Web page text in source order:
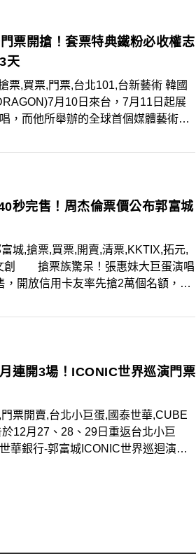
票開搶！套票特典鐵粉必收權志
天
,買票,門票,台北101,台新藝術 韓國
月10日來台，7月11日起展
，而他所舉辦的全球首個媒體藝術展
＆展場周邊商品原裝呈現，想要朝聖
秒完售！周杰倫票價公布郭富城
城,搶票,買票,開賣,清票,KKTIX,拓元,
創 搶票族驚呆！張惠妹大巨蛋演唱
，開放信用卡友率先搶2萬個名額，開
許多歌迷議論紛紛、摩拳擦掌；此
日再次啟售，沒搶到的歌迷粉絲別錯
連開3場！ICONIC世界巡演門票
票開賣,台北小巨蛋,國泰世華,CUBE
12月27、28、29日重返台北小巨
華銀行-郭富城ICONIC世界巡迴演唱